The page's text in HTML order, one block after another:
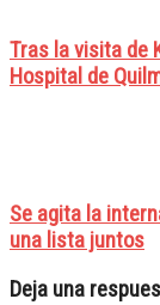
Tras la visita de
Hospital de
Se agita la
una lista juntos
Deja una